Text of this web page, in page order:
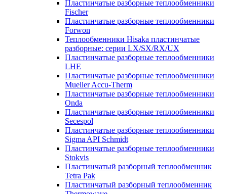
Пластинчатые разборные теплообменники
Fischer
Пластинчатые разборные теплообменники
Forwon
Теплообменники Hisaka пластинчатые
разборные: серии LX/SX/RX/UX
Пластинчатые разборные теплообменники
LHE
Пластинчатые разборные теплообменники
Mueller Accu-Therm
Пластинчатые разборные теплообменники
Onda
Пластинчатые разборные теплообменники
Secespol
Пластинчатые разборные теплообменники
Sigma API Schmidt
Пластинчатые разборные теплообменники
Stokvis
Пластинчатый разборный теплообменник
Tetra Pak
Пластинчатый разборный теплообменник